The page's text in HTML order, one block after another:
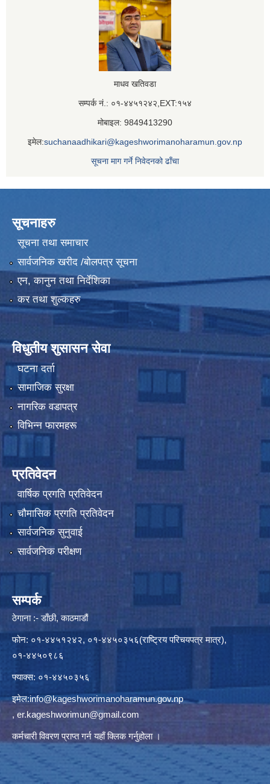
माधव खतिवडा
सम्पर्क नं.: ०१-४४५१२४२,EXT:१५४
मोबाइल: 9849413290
इमेल:suchanaadhikari@kageshworimanoharamun.gov.np
सूचना माग गर्ने निवेदनको ढाँचा
सूचनाहरु
सूचना तथा समाचार
सार्वजनिक खरीद /बोलपत्र सूचना
एन, कानुन तथा निर्देशिका
कर तथा शुल्कहरु
विधुतीय शुसासन सेवा
घटना दर्ता
सामाजिक सुरक्षा
नागरिक वडापत्र
विभिन्न फारमहरू
प्रतिवेदन
वार्षिक प्रगति प्रतिवेदन
चौमासिक प्रगति प्रतिवेदन
सार्वजनिक सुनुवाई
सार्वजनिक परीक्षण
सम्पर्क
ठेगाना :- डाँछी, काठमाडौं
फोन: ०१-४४५१२४२, ०१-४४५०३५६(राष्ट्रिय परिचयपत्र मात्र),
०१-४४५०९८६
फ्याक्स: ०१-४४५०३५६
इमेल:info@kageshworimanoharamun.gov.np
, er.kageshworimun@gmail.com
कर्मचारी विवरण प्राप्त गर्नयहाँ क्लिकगर्नुहोला ।